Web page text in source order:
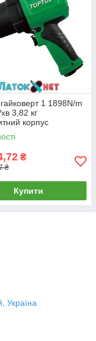
1 1898N/m
3,82 кг
корпус
Toptul
₴
₴
Купити
Україна